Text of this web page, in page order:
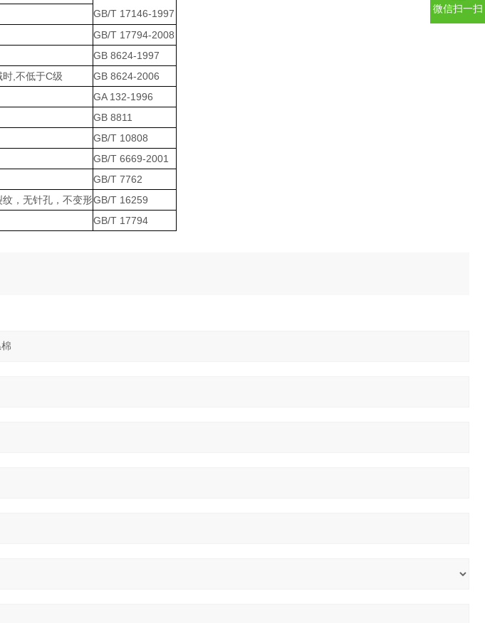
GB/T 17146-1997
GB/T 17794-2008
GB 8624-1997
,不低于C级
GB 8624-2006
GA 132-1996
GB 8811
GB/T 10808
GB/T 6669-2001
GB/T 7762
，无针孔，不变形GB/T 16259
GB/T 17794
微信扫一扫